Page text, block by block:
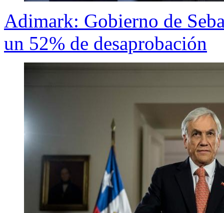
Adimark: Gobierno de
un 52% de desaprobación